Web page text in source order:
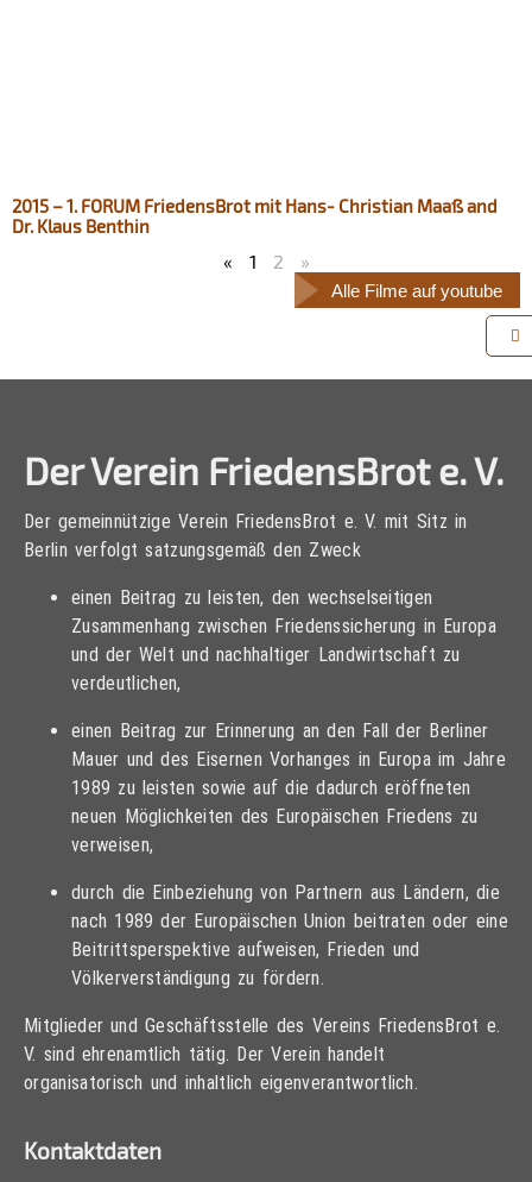
2015 – 1. FORUM FriedensBrot mit Hans- Christian Maaß and
Dr. Klaus Benthin​
« 1 2 »
Alle Filme auf youtube
Der Verein FriedensBrot e. V.
Der gemeinnützige Verein FriedensBrot e. V. mit Sitz in
Berlin verfolgt satzungsgemäß den Zweck
einen Beitrag zu leisten, den wechselseitigen
Zusammenhang zwischen Friedenssicherung in Europa
und der Welt und nachhaltiger Landwirtschaft zu
verdeutlichen,
einen Beitrag zur Erinnerung an den Fall der Berliner
Mauer und des Eisernen Vorhanges in Europa im Jahre
1989 zu leisten sowie auf die dadurch eröffneten
neuen Möglichkeiten des Europäischen Friedens zu
verweisen,
durch die Einbeziehung von Partnern aus Ländern, die
nach 1989 der Europäischen Union beitraten oder eine
Beitrittsperspektive aufweisen, Frieden und
Völkerverständigung zu fördern.
Mitglieder und Geschäftsstelle des Vereins FriedensBrot e.
V. sind ehrenamtlich tätig. Der Verein handelt
organisatorisch und inhaltlich eigenverantwortlich.
Kontaktdaten